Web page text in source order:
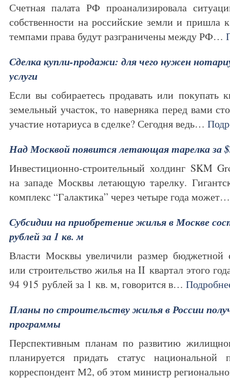
Счетная палата РФ проанализировала
собственности на российские земли и
темпами права будут разграничены между РФ…
Сделка купли-продажи: для чего нужен
услуги
Если вы собираетесь продавать или покупать
земельный участок, то наверняка перед вами
участие нотариуса в сделке? Сегодня ведь…
Над Москвой появится летающая тарелка за
Инвестиционно-строительный холдинг SKM
на западе Москвы летающую тарелку.
комплекс “Галактика” через четыре года
Субсидии на приобретение жилья в Москве
рублей за 1 кв. м
Власти Москвы увеличили размер бюджетной
или строительство жилья на II квартал этого
94 915 рублей за 1 кв. м, говорится в…
Планы по строительству жилья в России
программы
Перспективным планам по развитию
планируется придать статус
корреспондент М2, об этом министр